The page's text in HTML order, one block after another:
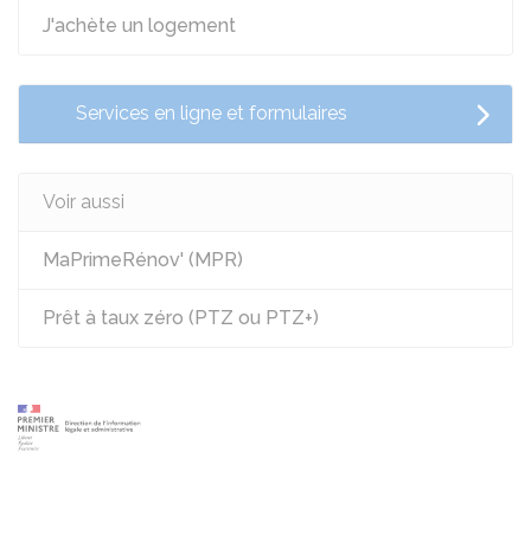
J'achète un logement
Services en ligne et formulaires
Voir aussi
MaPrimeRénov' (MPR)
Prêt à taux zéro (PTZ ou PTZ+)